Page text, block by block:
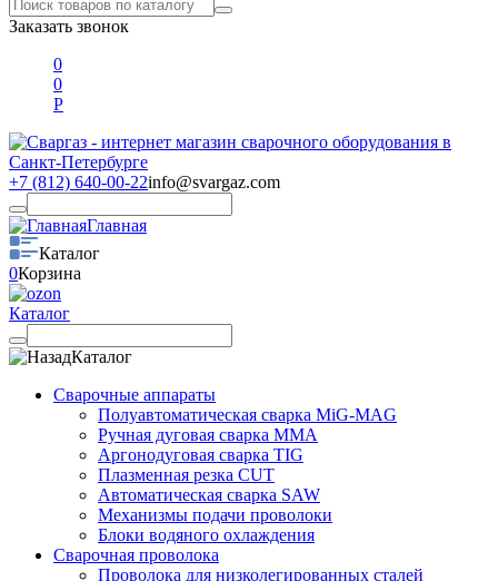
Заказать звонок
0
0
Р
+7 (812) 640-00-22info@svargaz.com
Главная
Каталог
0Корзина
Каталог
Каталог
Сварочные аппараты
Полуавтоматическая сварка MiG-MAG
Ручная дуговая сварка MMA
Аргонодуговая сварка TIG
Плазменная резка CUT
Автоматическая сварка SAW
Механизмы подачи проволоки
Блоки водяного охлаждения
Сварочная проволока
Проволока для низколегированных сталей